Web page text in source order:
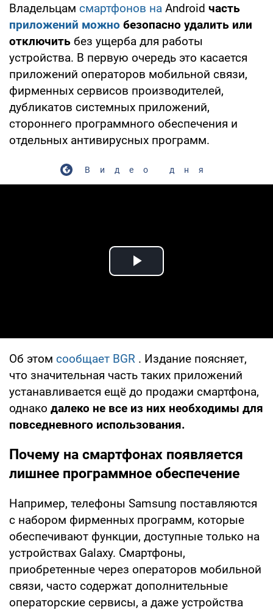
Владельцам смартфонов на Android часть
приложений можно безопасно удалить или
отключить без ущерба для работы
устройства. В первую очередь это касается
приложений операторов мобильной связи,
фирменных сервисов производителей,
дубликатов системных приложений,
стороннего программного обеспечения и
отдельных антивирусных программ.
Видео дня
Play Video
Об этом сообщает BGR . Издание поясняет,
что значительная часть таких приложений
устанавливается ещё до продажи смартфона,
однако далеко не все из них необходимы для
повседневного использования.
Почему на смартфонах появляется
лишнее программное обеспечение
Например, телефоны Samsung поставляются
с набором фирменных программ, которые
обеспечивают функции, доступные только на
устройствах Galaxy. Смартфоны,
приобретенные через операторов мобильной
связи, часто содержат дополнительные
операторские сервисы, а даже устройства